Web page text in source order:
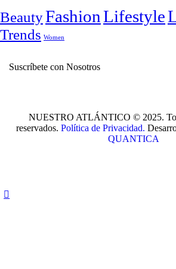
BeautyFashionLifestyle
Trends Women
Suscríbete con Nosotros
NUESTRO ATLÁNTICO © 2025.
reservados. Política de Privacidad.
QUANTICA